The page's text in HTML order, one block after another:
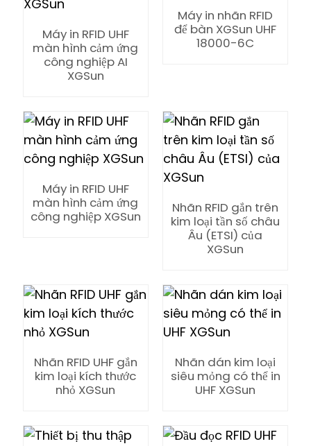
Máy in RFID UHF
màn hình cảm ứng
công nghiệp AI
XGSun
Máy in nhãn RFID
để bàn XGSun UHF
18000-6C
Máy in RFID UHF
màn hình cảm ứng
công nghiệp XGSun
Nhãn RFID gắn trên
kim loại tần số châu
Âu (ETSI) của
XGSun
Nhãn RFID UHF gắn
kim loại kích thước
nhỏ XGSun
Nhãn dán kim loại
siêu mỏng có thể in
UHF XGSun